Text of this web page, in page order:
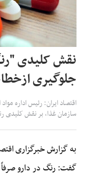
نقش کلیدی
جلوگیری
اقتصاد ایران: رئیس اداره
سازمان غذا، بر نقش کلیدی
به گزارش خبرگزاری
گفت: رنگ در دارو صرفاً